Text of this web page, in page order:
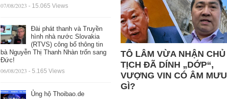
07/08/2023 - 15.065 Views
Đài phát thanh và Truyền
hình nhà nước Slovakia
(RTVS) công bố thông tin
bà Nguyễn Thị Thanh Nhàn trốn sang
Đức!
06/08/2023 - 5.165 Views
Ủng hộ Thoibao.de
TÔ LÂM VỪA NHẬN CHỦ
TỊCH ĐÃ DÍNH „DỚP“,
VƯỢNG VIN CÓ ÂM MƯU
GÌ?